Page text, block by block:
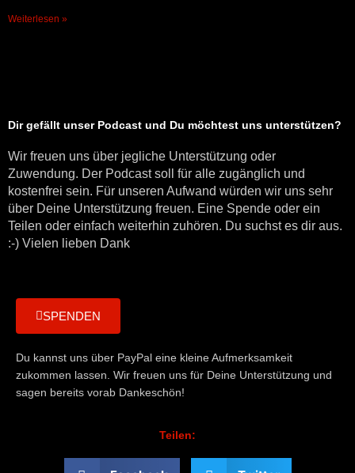
Weiterlesen »
Dir gefällt unser Podcast und Du möchtest uns unterstützen?
Wir freuen uns über jegliche Unterstützung oder
Zuwendung. Der Podcast soll für alle zugänglich und
kostenfrei sein. Für unseren Aufwand würden wir uns sehr
über Deine Unterstützung freuen. Eine Spende oder ein
Teilen oder einfach weiterhin zuhören. Du suchst es dir aus.
:-) Vielen lieben Dank
SPENDEN
Du kannst uns über PayPal eine kleine Aufmerksamkeit
zukommen lassen. Wir freuen uns für Deine Unterstützung und
sagen bereits vorab Dankeschön!
Teilen: